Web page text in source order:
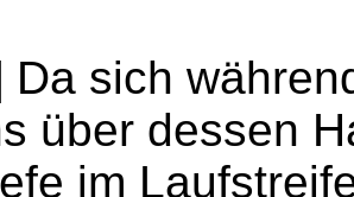
Da sich
über dessen
im